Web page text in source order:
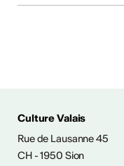
Culture Valais
Rue de Lausanne 45
CH - 1950 Sion